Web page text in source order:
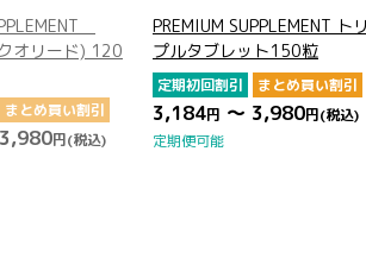
トリ
150粒
円(税込)
PREMIUM SUPPLEMENT
Equolead(エクオリード) 120
粒
定期初回割引 まとめ買い割引
3,184円～ 3,980